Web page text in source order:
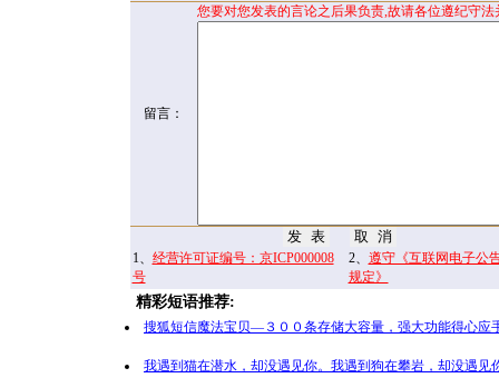
留言：
您要对您发表的言论之后果负责,故请各位遵纪守
1、 经营许可证编号：京ICP000008
号
2、 遵守《互联网电子公
规定》
精彩短语推荐:
搜狐短信魔法宝贝—３００条存储大容量，强大功能得心应
我遇到猫在潜水，却没遇见你。我遇到狗在攀岩，却没遇